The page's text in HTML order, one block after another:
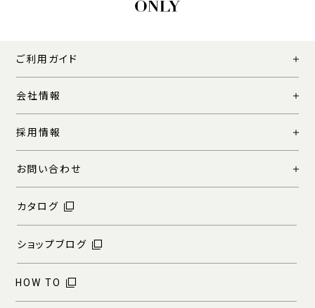
ご利用ガイド
会社情報
採用情報
お問い合わせ
カタログ
ショップブログ
HOW TO